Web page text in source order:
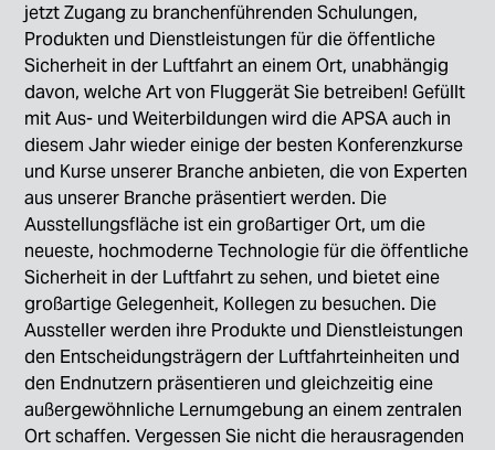
jetzt Zugang zu branchenführenden Schulungen,
Produkten und Dienstleistungen für die öffentliche
Sicherheit in der Luftfahrt an einem Ort, unabhängig
davon, welche Art von Fluggerät Sie betreiben! Gefüllt
mit Aus- und Weiterbildungen wird die APSA auch in
diesem Jahr wieder einige der besten Konferenzkurse
und Kurse unserer Branche anbieten, die von Experten
aus unserer Branche präsentiert werden. Die
Ausstellungsfläche ist ein großartiger Ort, um die
neueste, hochmoderne Technologie für die öffentliche
Sicherheit in der Luftfahrt zu sehen, und bietet eine
großartige Gelegenheit, Kollegen zu besuchen. Die
Aussteller werden ihre Produkte und Dienstleistungen
den Entscheidungsträgern der Luftfahrteinheiten und
den Endnutzern präsentieren und gleichzeitig eine
außergewöhnliche Lernumgebung an einem zentralen
Ort schaffen. Vergessen Sie nicht die herausragenden